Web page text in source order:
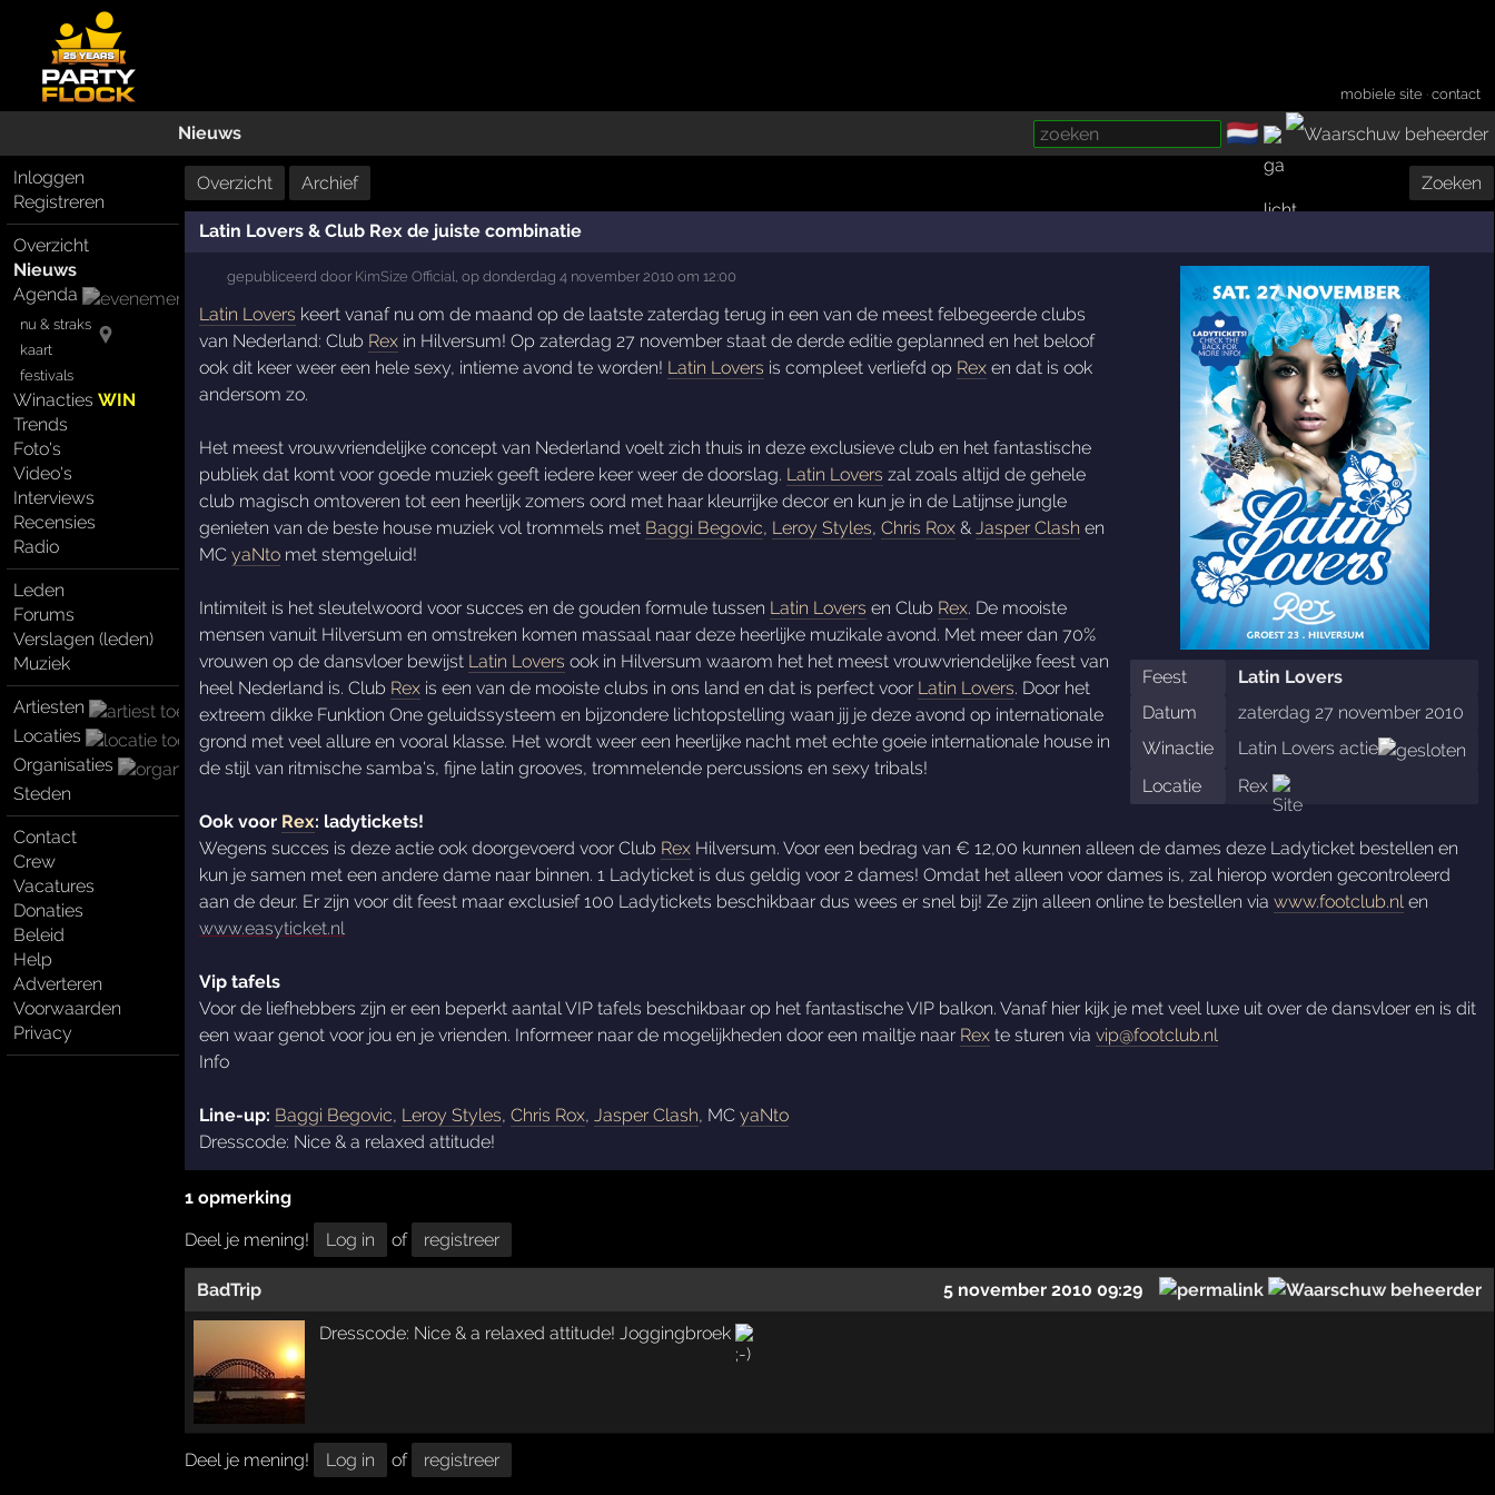
mobiele site ·contact
Nieuws 🇳🇱
Inloggen
Registreren
Overzicht
Nieuws
Agenda
nu & straks
kaart
festivals
WinactiesWIN
Trends
Foto's
Video's
Interviews
Recensies
Radio
Leden
Forums
Verslagen (leden)
Muziek
Artiesten
Locaties
Organisaties
Steden
Contact
Crew
Vacatures
Donaties
Beleid
Help
Adverteren
Voorwaarden
Privacy
Overzicht Archief Zoeken
Latin Lovers & Club Rex de juiste combinatie
gepubliceerd door KimSize Official, opdonderdag 4 november 2010 om 12:00
Feest
Latin Lovers
Datum
zaterdag 27 november 2010
Winactie
Latin Lovers actie
Locatie
Rex
Latin Lovers keert vanaf nu om de maand op de laatste zaterdag terug in een van de meest felbegeerde clubs
van Nederland: Club Rexin Hilversum! Op zaterdag 27 november staat de derde editie geplanned en het beloof
ook dit keer weer een hele sexy, intieme avond te worden! Latin Lovers is compleet verliefd op Rexen dat is ook
andersom zo.
Het meest vrouwvriendelijke concept van Nederland voelt zich thuis in deze exclusieve club en het fantastische
publiek dat komt voor goede muziek geeft iedere keer weer de doorslag. Latin Lovers zal zoals altijd de gehele
club magisch omtoveren tot een heerlijk zomers oord met haar kleurrijke decor en kun je in de Latijnse jungle
genieten van de beste house muziek vol trommels met Baggi Begovic, Leroy Styles, Chris Rox& Jasper Clash en
MC yaNtomet stemgeluid!
Intimiteit is het sleutelwoord voor succes en de gouden formule tussen Latin Lovers en Club Rex. De mooiste
mensen vanuit Hilversum en omstreken komen massaal naar deze heerlijke muzikale avond. Met meer dan 70%
vrouwen op de dansvloer bewijst Latin Lovers ook in Hilversum waarom het het meest vrouwvriendelijke feest van
heel Nederland is. Club Rexis een van de mooiste clubs in ons land en dat is perfect voor Latin Lovers. Door het
extreem dikke Funktion One geluidssysteem en bijzondere lichtopstelling waan jij je deze avond op internationale
grond met veel allure en vooral klasse. Het wordt weer een heerlijke nacht met echte goeie internationale house in
de stijl van ritmische samba's, fijne latin grooves, trommelende percussions en sexy tribals!
Ook voor Rex: ladytickets!
Wegens succes is deze actie ook doorgevoerd voor Club RexHilversum. Voor een bedrag van € 12,00 kunnen alleen de dames deze Ladyticket bestellen en
kun je samen met een andere dame naar binnen. 1 Ladyticket is dus geldig voor 2 dames! Omdat het alleen voor dames is, zal hierop worden gecontroleerd
aan de deur. Er zijn voor dit feest maar exclusief 100 Ladytickets beschikbaar dus wees er snel bij! Ze zijn alleen online te bestellen via www.footclub.nlen
www.easyticket.nl
Vip tafels
Voor de liefhebbers zijn er een beperkt aantal VIP tafels beschikbaar op het fantastische VIP balkon. Vanaf hier kijk je met veel luxe uit over de dansvloer en is dit
een waar genot voor jou en je vrienden. Informeer naar de mogelijkheden door een mailtje naar Rexte sturen via vip@footclub.nl
Info
Line-up: Baggi Begovic, Leroy Styles, Chris Rox, Jasper Clash, MC yaNto
Dresscode: Nice & a relaxed attitude!
1 opmerking
Deel je mening!
Log in of registreer
BadTrip 5 november 2010 09:29
Dresscode: Nice & a relaxed attitude! Joggingbroek
Deel je mening! Log in of registreer